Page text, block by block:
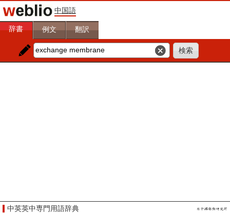
中国語
辞書 例文 翻訳
中英英中専門用語辞典